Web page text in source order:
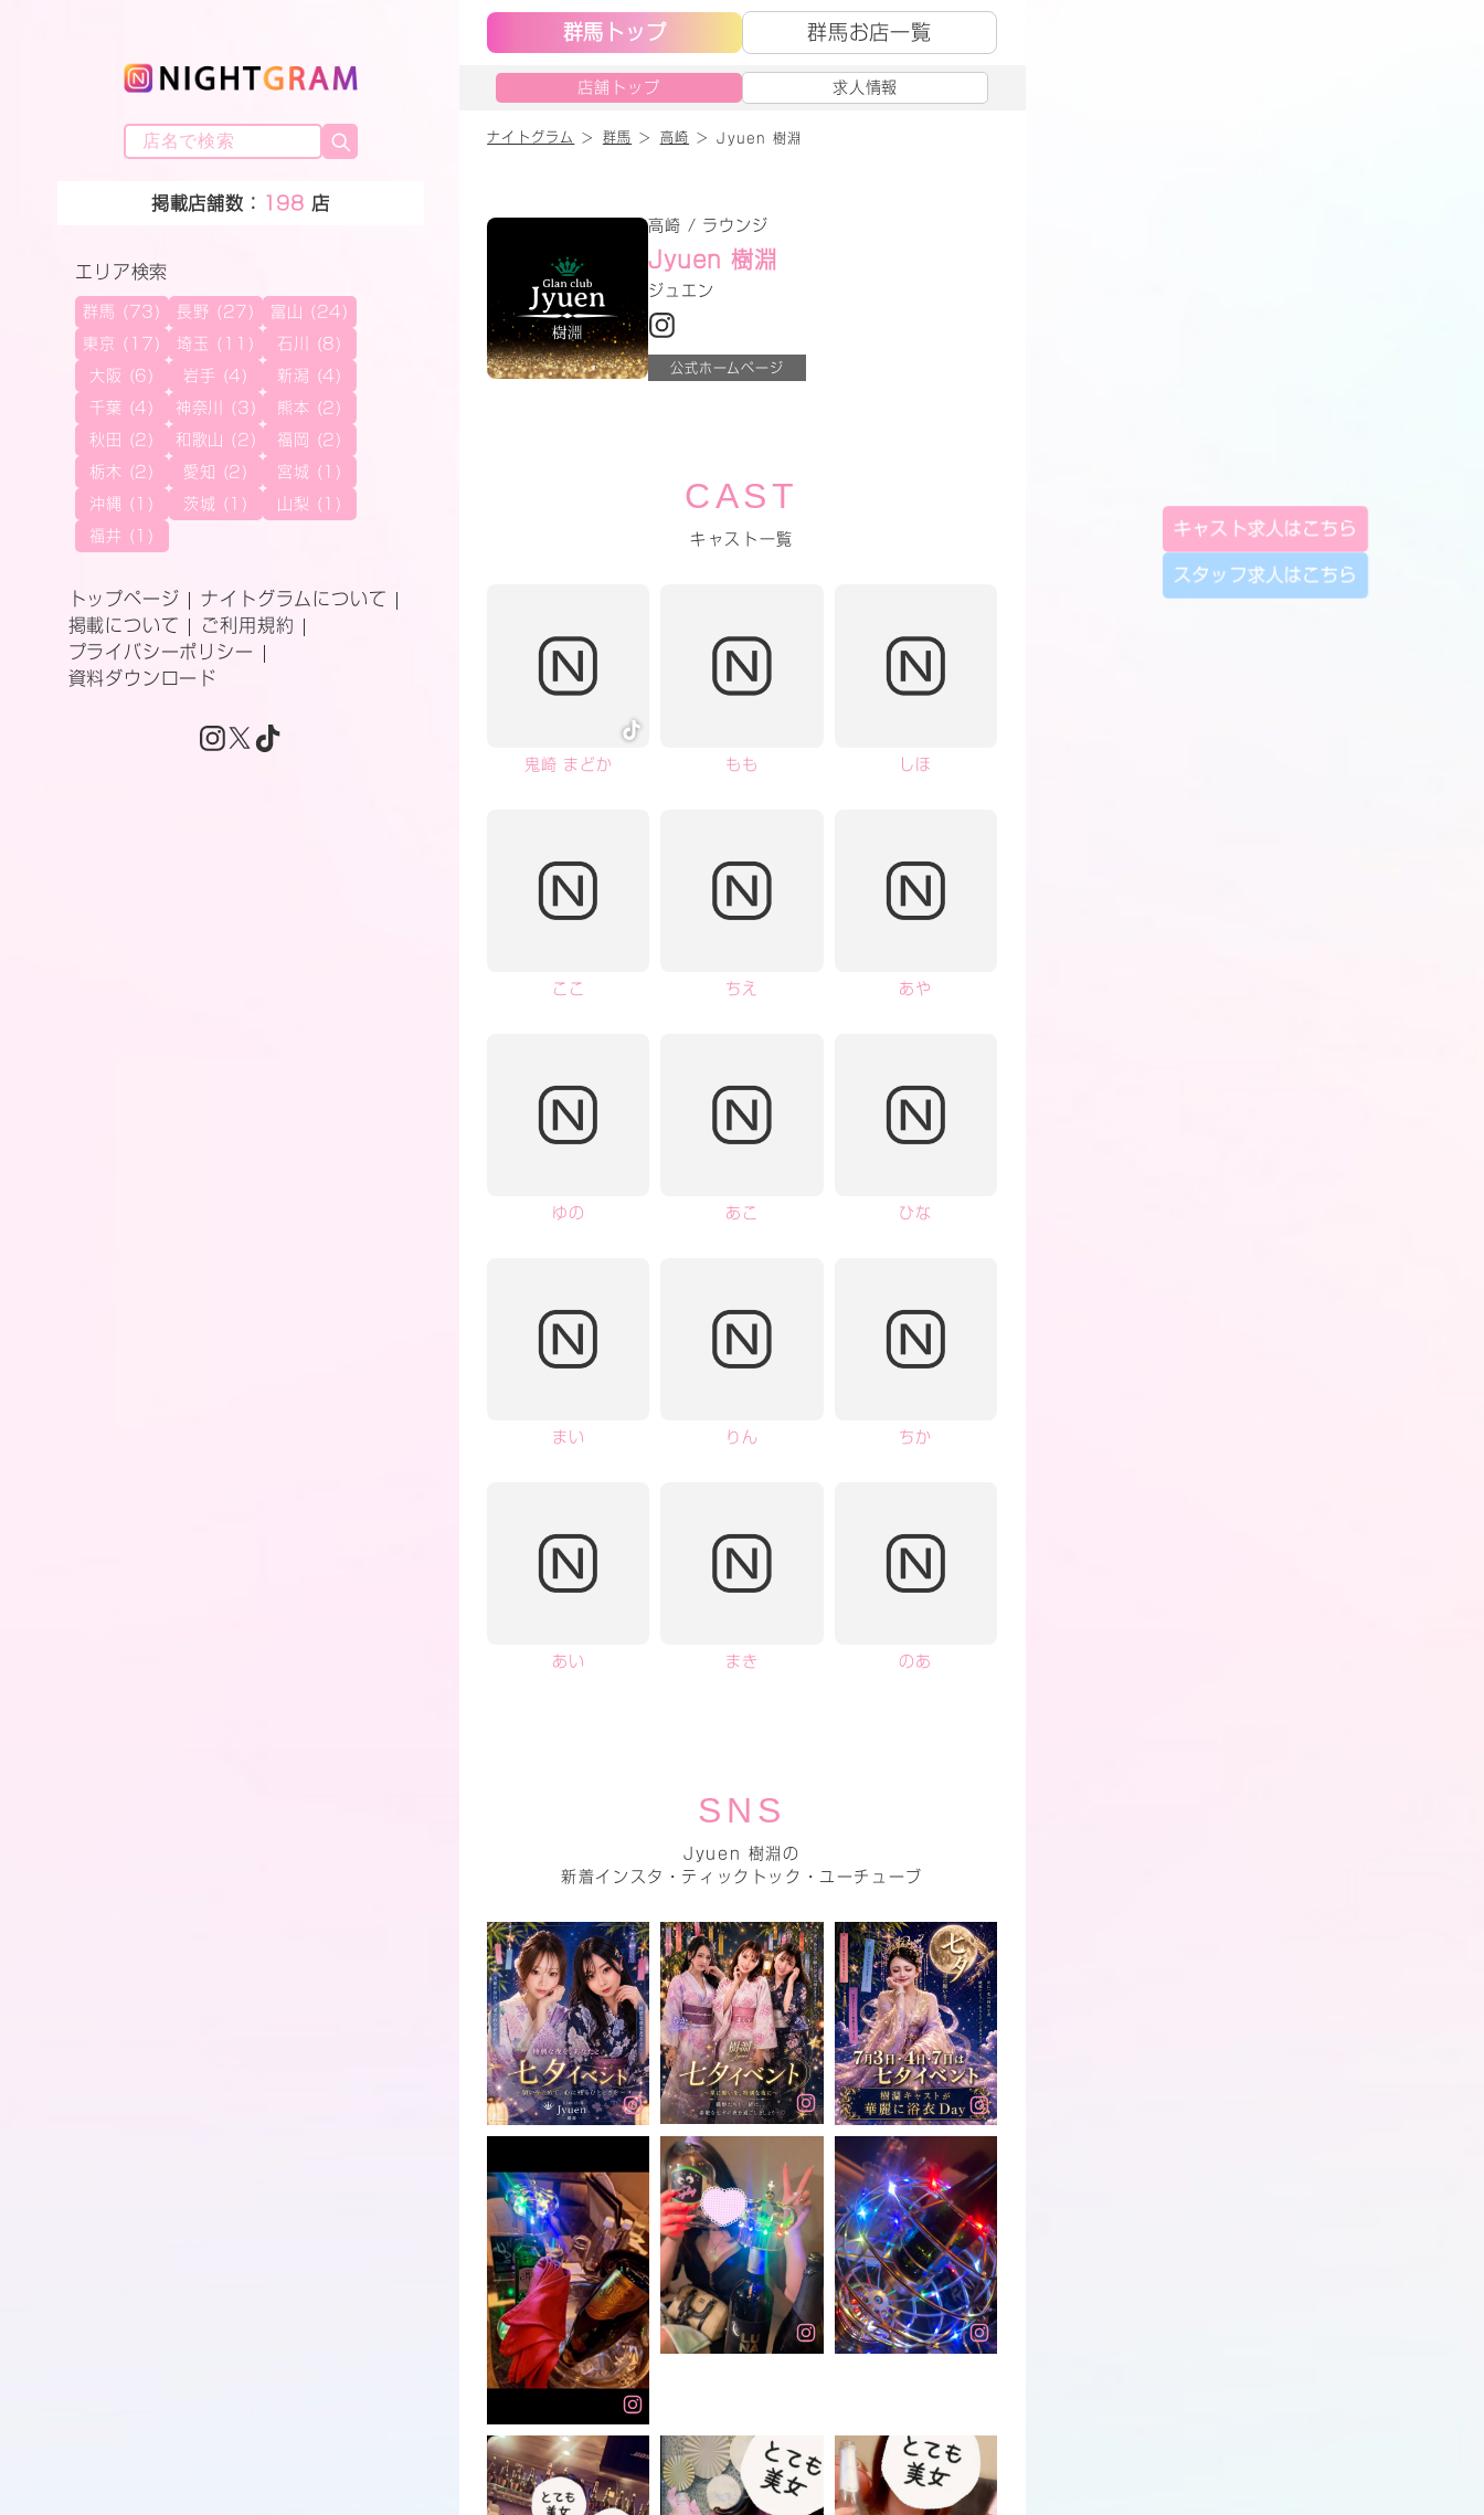
掲載店舗数： 198 店
エリア検索
群馬 (73) 長野 (27) 富山 (24)
東京 (17) 埼玉 (11) 石川 (8)
大阪 (6) 岩手 (4) 新潟 (4)
千葉 (4) 神奈川 (3) 熊本 (2)
秋田 (2) 和歌山 (2) 福岡 (2)
栃木 (2) 愛知 (2) 宮城 (1)
沖縄 (1) 茨城 (1) 山梨 (1)
福井 (1)
トップページ
ナイトグラムについて
掲載について
ご利用規約
プライバシーポリシー
資料ダウンロード
群馬トップ 群馬お店一覧
店舗トップ 求人情報
ナイトグラム 群馬 高崎 Jyuen 樹淵
高崎 / ラウンジ
Jyuen 樹淵
ジュエン
公式ホームページ
CAST
キャスト一覧
鬼崎 まどか もも しほ
ここ ちえ あや
ゆの あこ ひな
まい りん ちか
あい まき のあ
SNS
Jyuen 樹淵の
新着インスタ・ティックトック・ユーチューブ
キャスト求人はこちら
スタッフ求人はこちら